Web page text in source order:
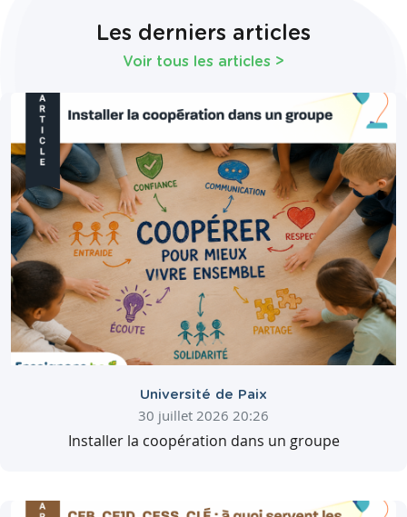
Les derniers articles
Voir tous les articles >
Université de Paix
30 juillet 2026 20:26
Installer la coopération dans un groupe